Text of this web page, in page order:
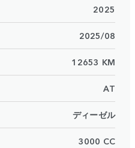
2025
2025/08
12653 KM
AT
ディーゼル
3000 CC